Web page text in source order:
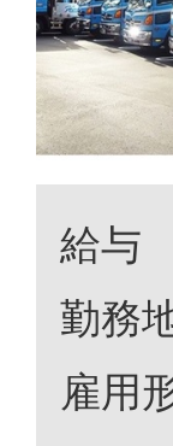
給与
勤務
雇用